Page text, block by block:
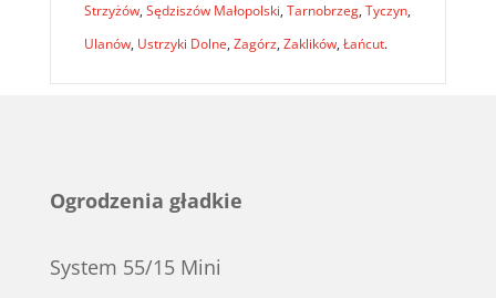
Strzyżów, Sędziszów Małopolski, Tarnobrzeg, Tyczyn,
Ulanów, Ustrzyki Dolne, Zagórz, Zaklików, Łańcut.
Ogrodzenia gładkie
System 55/15 Mini